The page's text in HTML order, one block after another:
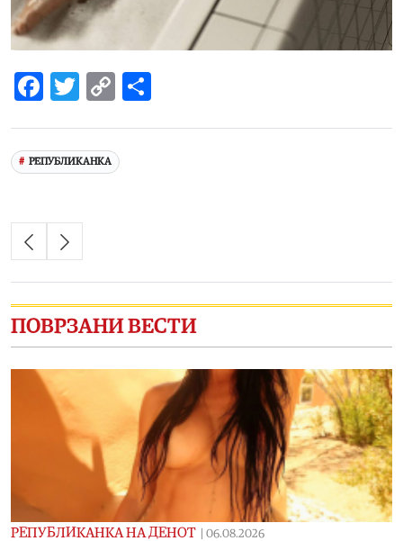
Facebook
Twitter
Copy
РЕПУБЛИКАНКА
ПОВРЗАНИ ВЕСТИ
РЕПУБЛИКАНКА НА ДЕНОТ | 06.08.2026